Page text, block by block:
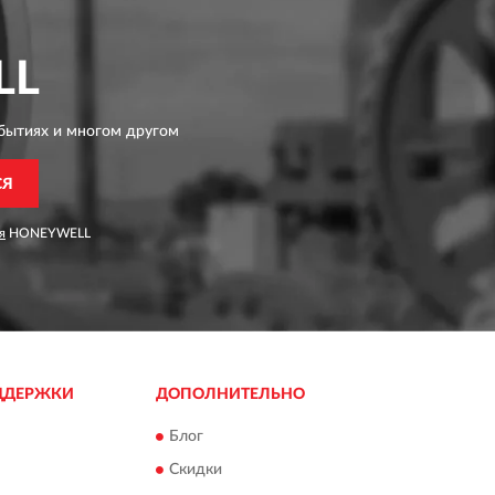
и многом другом
HONEYWELL
ДОПОЛНИТЕЛЬНО
Блог
Скидки